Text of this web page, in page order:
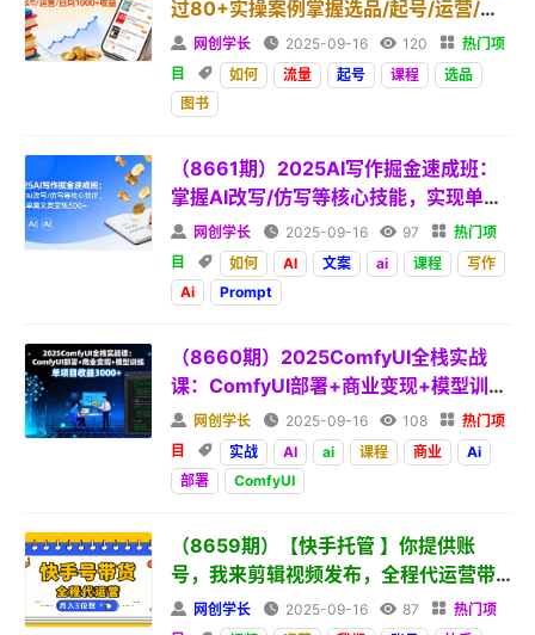
过80+实操案例掌握选品/起号/运营/日
均1000+收益
 网创学长  2025-09-16  120  热门项
目
 如何 流量 起号 课程
选品
图书
（8661期）2025AI写作掘金速成班：
掌握AI改写/仿写等核心技能，实现单篇
文案变现
 网创学长  2025-09-16  97  热门项
目
 如何 AI 文案 ai 课程
写作
Ai
Prompt
（8660期）2025ComfyUI全栈实战
课：ComfyUI部署+商业变现+模型训
练，单项目收益
 网创学长  2025-09-16  108  热门项
目
 实战 AI ai 课程 商业
Ai
部署
ComfyUI
（8659期）【快手托管 】你提供账
号，我来剪辑视频发布，全程代运营带
货，位数
 网创学长  2025-09-16  87  热门项